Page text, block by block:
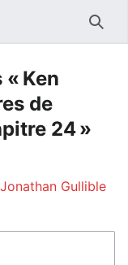
Ken
de
24 »
Gullible